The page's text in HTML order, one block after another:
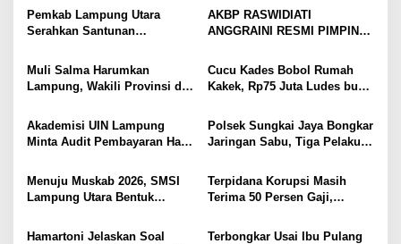
i
p
s
Gang Jalaba Kotabumi Heboh Pedang Pora
Pemkab Lampung Utara
Serahkan Santunan
Korban Kebakaran
AKBP RASWIDIATI
ANGGRAINI RESMI PIMPIN
BAWA KOMITMEN PERKUAT
KAMTIBMAS DAN
PELAYANAN PRESISI
Muli Salma Harumkan
Lampung, Wakili Provinsi di
“Kartografi Sunyi”
Cucu Kades Bobol Rumah
Kakek, Rp75 Juta Ludes buat
Ditembak Polisi
Akademisi UIN Lampung
Minta Audit Pembayaran Hak
Kepastian Hukum Tak Boleh
Berlarut
Polsek Sungkai Jaya Bongkar
Jaringan Sabu, Tiga Pelaku
Menuju Muskab 2026, SMSI
Lampung Utara Bentuk
Kepengurusan
Terpidana Korupsi Masih
Terima 50 Persen Gaji,
Tunggu Keputusan BKN
Hamartoni Jelaskan Soal
Terbongkar Usai Ibu Pulang